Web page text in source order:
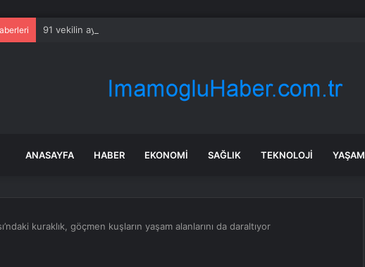
91 vekilin ayrıldığı CHP’de kritik gün: Gözler yeni grup yönetiminde
ANASAYFA HABER EKONOMI SAĞLIK TEKNOLOJI YAŞAM
kuraklık, göçmen kuşların yaşam alanlarını da daraltıyor